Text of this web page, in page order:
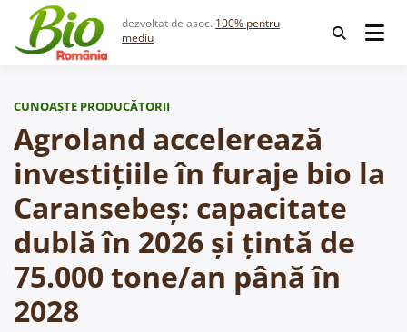
content
dezvoltat de asoc. 100% pentru
mediu
CUNOAȘTE PRODUCĂTORII
Agroland accelerează
investițiile în furaje bio la
Caransebeș: capacitate
dublă în 2026 și țintă de
75.000 tone/an până în
2028